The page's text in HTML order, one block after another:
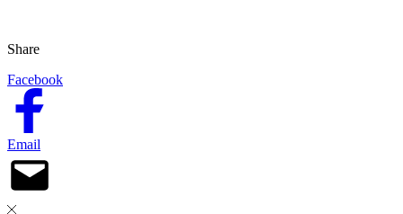
Share
Facebook
Email